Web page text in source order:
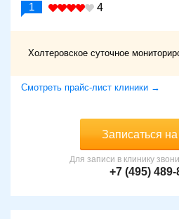
1 4
Холтеровское суточное
Смотреть прайс-лист клиники →
Записаться
Для записи в клинику
+7 (495) 489-